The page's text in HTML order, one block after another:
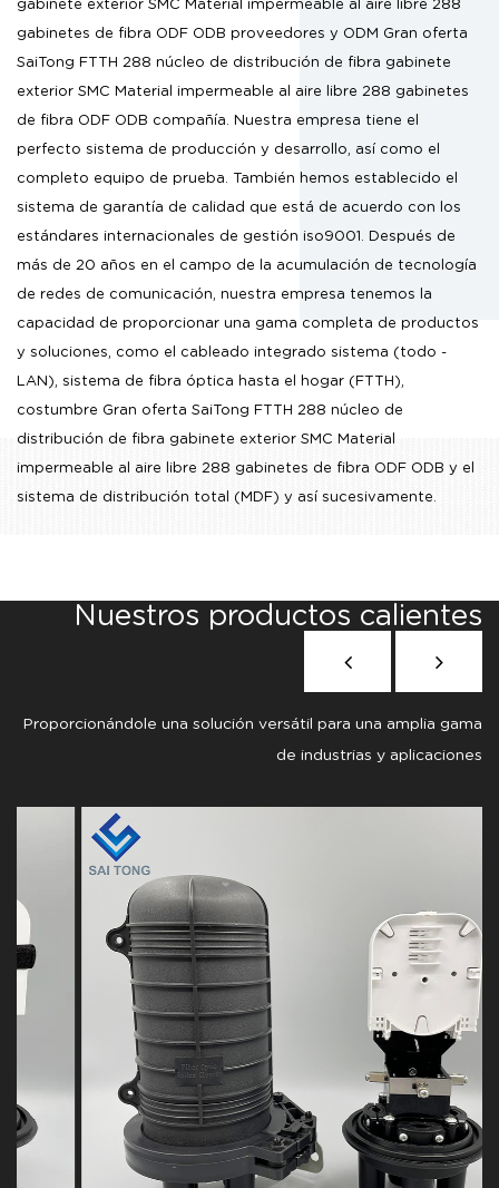
gabinete exterior SMC Material impermeable al aire libre 288
gabinetes de fibra ODF ODB proveedores y ODM Gran oferta
SaiTong FTTH 288 núcleo de distribución de fibra gabinete
exterior SMC Material impermeable al aire libre 288 gabinetes
de fibra ODF ODB compañía. Nuestra empresa tiene el
perfecto sistema de producción y desarrollo, así como el
completo equipo de prueba. También hemos establecido el
sistema de garantía de calidad que está de acuerdo con los
estándares internacionales de gestión iso9001. Después de
más de 20 años en el campo de la acumulación de tecnología
de redes de comunicación, nuestra empresa tenemos la
capacidad de proporcionar una gama completa de productos
y soluciones, como el cableado integrado sistema (todo -
LAN), sistema de fibra óptica hasta el hogar (FTTH),
costumbre Gran oferta SaiTong FTTH 288 núcleo de
distribución de fibra gabinete exterior SMC Material
impermeable al aire libre 288 gabinetes de fibra ODF ODB y el
sistema de distribución total (MDF) y así sucesivamente.
Nuestros productos calientes
Proporcionándole una solución versátil para una amplia gama
de industrias y aplicaciones